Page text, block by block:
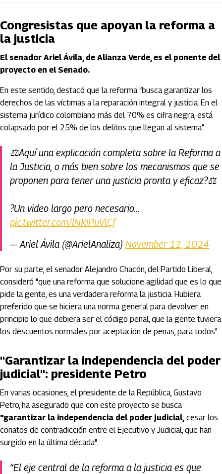
Congresistas que apoyan la reforma a
la justicia
El senador Ariel Ávila, de Alianza Verde, es el ponente del
proyecto en el Senado.
En este sentido, destacó que la reforma “busca garantizar los
derechos de las víctimas a la reparación integral y justicia. En el
sistema jurídico colombiano más del 70% es cifra negra, está
colapsado por el 25% de los delitos que llegan al sistema”.
⚖️Aquí una explicación completa sobre la Reforma a
la Justicia, o más bien sobre los mecanismos que se
proponen para tener una justicia pronta y eficaz?‍⚖️
?Un video largo pero necesario…
pic.twitter.com/lNKiPuVlCf
— Ariel Ávila (@ArielAnaliza) November 12, 2024
Por su parte, el senador Alejandro Chacón, del Partido Liberal,
consideró "que una reforma que solucione agilidad que es lo que
pide la gente, es una verdadera reforma la justicia. Hubiera
preferido que se hiciera una norma general para devolver en
principio lo que debiera ser el código penal, que la gente tuviera
los descuentos normales por aceptación de penas, para todos”.
"Garantizar la independencia del poder
judicial": presidente Petro
En varias ocasiones, el presidente de la República, Gustavo
Petro, ha asegurado que con este proyecto se busca
"garantizar la independencia del poder judicial, cesar los
conatos de contradicción entre el Ejecutivo y Judicial, que han
surgido en la última década".
“El eje central de la reforma a la justicia es que